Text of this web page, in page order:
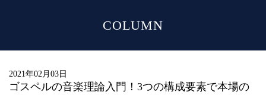
COLUMN
2021年02月03日
ゴスペルの音楽理論入門！3つの構成要素で本場の